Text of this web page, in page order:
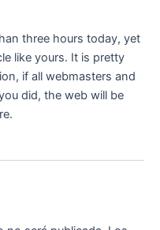
three hours today, yet
like yours. It is pretty
if all webmasters and
did, the web will be